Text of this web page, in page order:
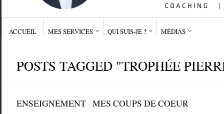
ACCUEIL MES SERVICES QUI SUIS-JE ? MÉDIAS
POSTS TAGGED "TROPHÉE
ENSEIGNEMENT/MES COUPS DE COEUR